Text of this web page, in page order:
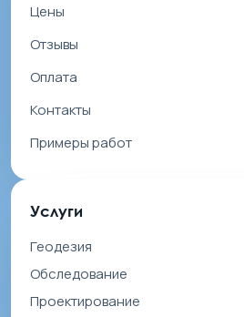
Цены
Отзывы
Оплата
Контакты
Примеры работ
Услуги
Геодезия
Обследование
Проектирование